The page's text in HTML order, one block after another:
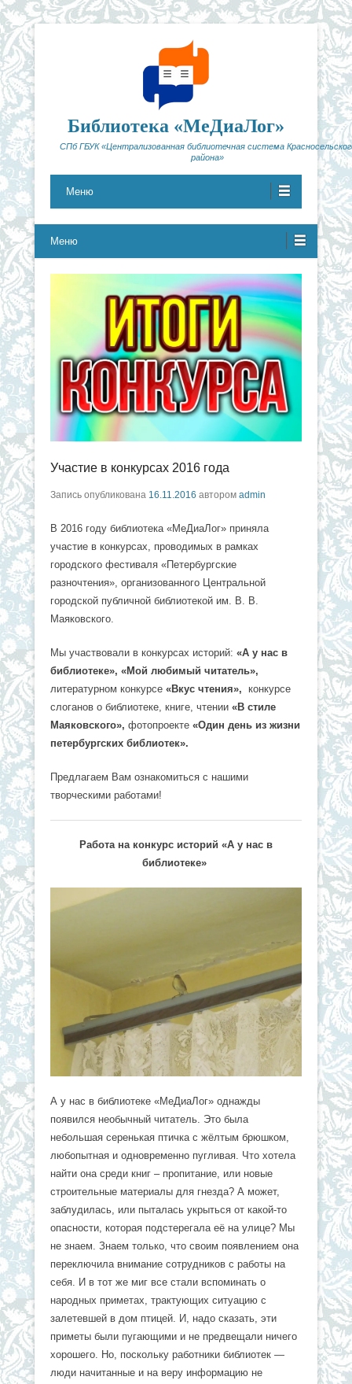
Библиотека «МеДиаЛог»
СПб ГБУК «Централизованная библиотечная система
района»
Меню
Меню
Участие в конкурсах 2016 года
Запись опубликована 16.11.2016 автором admin
В 2016 году библиотека «МеДиаЛог» приняла
участие в конкурсах, проводимых в рамках
городского фестиваля «Петербургские
разночтения», организованного Центральной
городской публичной библиотекой им. В. В.
Маяковского.
Мы участвовали в конкурсах историй: «А у нас в
библиотеке», «Мой любимый читатель»,
литературном конкурсе «Вкус чтения», конкурсе
слоганов о библиотеке, книге, чтении «В стиле
Маяковского», фотопроекте «Один день из жизни
петербургских библиотек».
Предлагаем Вам ознакомиться с нашими
творческими работами!
Работа на конкурс историй «А у нас в
библиотеке»
А у нас в библиотеке «МеДиаЛог» однажды
появился необычный читатель. Это была
небольшая серенькая птичка с жёлтым брюшком,
любопытная и одновременно пугливая. Что хотела
найти она среди книг – пропитание, или новые
строительные материалы для гнезда? А может,
заблудилась, или пыталась укрыться от какой-то
опасности, которая подстерегала её на улице? Мы
не знаем. Знаем только, что своим появлением она
переключила внимание сотрудников с работы на
себя. И в тот же миг все стали вспоминать о
народных приметах, трактующих ситуацию с
залетевшей в дом птицей. И, надо сказать, эти
приметы были пугающими и не предвещали ничего
хорошего. Но, поскольку работники библиотек —
люди начитанные и на веру информацию не